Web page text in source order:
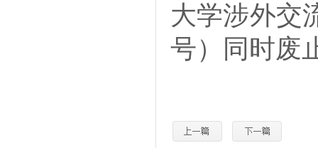
大学涉外交
号） 同时废